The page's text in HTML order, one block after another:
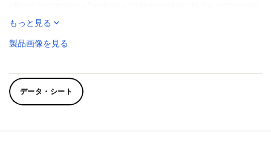
low power.
もっと見る
製品画像を見る
データ・シート